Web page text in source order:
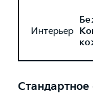
Интерьер